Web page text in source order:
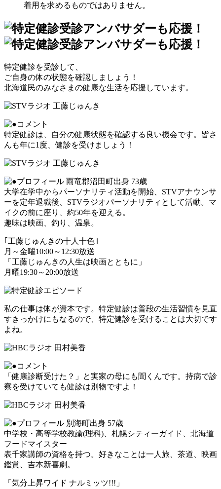
着用を求めるものではありません。
特定健診を受診して、
ご自身の体の状態を確認しましょう！
北海道民のみなさまの健康な生活を応援しています。
特定健診は、自分の健康状態を確認する良い機会です。皆さ
んも年に1度、健診を受けましょう！
雨竜郡沼田町出身 73歳
大学在学中からパーソナリティ活動を開始、STVアナウンサ
ーを定年退職後、STVラジオパーソナリティとして活動。マ
イクの前に座り、約50年を迎える。
趣味は映画、釣り、温泉。
｢工藤じゅんきの十人十色｣
月～金曜10:00～12:30放送
「工藤じゅんきの人生は映画とともに」
月曜19:30～20:00放送
私の仕事は体が資本です。特定健診は普段の生活習慣を見直
すきっかけにもなるので、特定健診を受けることは大切です
よね。
「健康診断受けた？」と実家の母にも聞くんです。持病で診
察を受けていても健診は別物ですよ！
別海町出身 57歳
中学校・高等学校教諭(理科)、札幌シティーガイド、北海道
フードマイスター
表千家講師の資格を持つ。好きなことは一人旅、茶道、映画
鑑賞、吉本新喜劇。
「気分上昇ワイド ナルミッツ!!!」